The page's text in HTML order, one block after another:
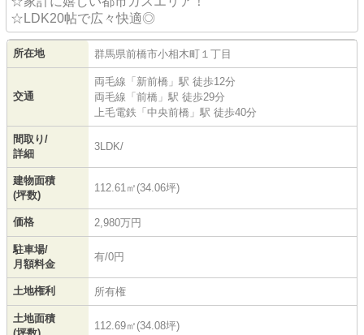
☆LDK20帖で広々快適◎
所在地 群馬県前橋市小相木町 １丁目
交通
両毛線 「 新前橋 」駅 徒歩12分
両毛線 「 前橋 」駅 徒歩29分
上毛電鉄 「 中央前橋 」駅 徒歩40分
間取り/
詳細
3LDK/
建物面積
(坪数)
112.61㎡(34.06坪)
価格 2,980万円
駐車場/
月額料金
有/0円
土地権利 所有権
土地面積
112.69㎡(34.08坪)